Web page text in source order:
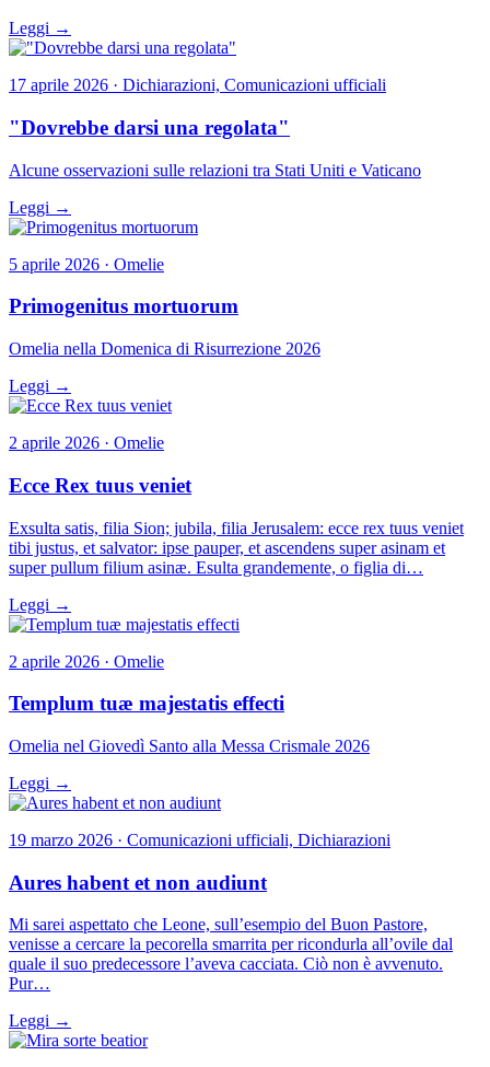
Leggi →
17 aprile 2026 · Dichiarazioni, Comunicazioni ufficiali
"Dovrebbe darsi una regolata"
Alcune osservazioni sulle relazioni tra Stati Uniti e Vaticano
Leggi →
5 aprile 2026 · Omelie
Primogenitus mortuorum
Omelia nella Domenica di Risurrezione 2026
Leggi →
2 aprile 2026 · Omelie
Ecce Rex tuus veniet
Exsulta satis, filia Sion; jubila, filia Jerusalem: ecce rex tuus veniet
tibi justus, et salvator: ipse pauper, et ascendens super asinam et
super pullum filium asinæ. Esulta grandemente, o figlia di…
Leggi →
2 aprile 2026 · Omelie
Templum tuæ majestatis effecti
Omelia nel Giovedì Santo alla Messa Crismale 2026
Leggi →
19 marzo 2026 · Comunicazioni ufficiali, Dichiarazioni
Aures habent et non audiunt
Mi sarei aspettato che Leone, sull’esempio del Buon Pastore,
venisse a cercare la pecorella smarrita per ricondurla all’ovile dal
quale il suo predecessore l’aveva cacciata. Ciò non è avvenuto.
Pur…
Leggi →